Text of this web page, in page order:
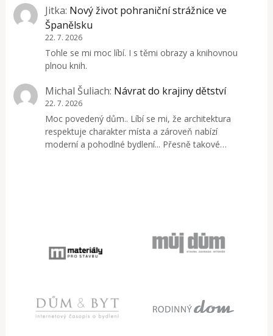
Jitka: Nový život pohraniční strážnice ve
Španělsku
22. 7. 2026
Tohle se mi moc líbí. I s těmi obrazy a knihovnou
plnou knih.
Michal Šuliach: Návrat do krajiny dětství
22. 7. 2026
Moc povedený dům.. Líbí se mi, že architektura
respektuje charakter místa a zároveň nabízí
moderní a pohodlné bydlení... Přesně takové…